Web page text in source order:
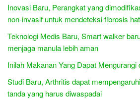
Inovasi Baru, Perangkat yang
non-invasif untuk mendeteksi fibrosis
Teknologi Medis Baru, Smart walker
menjaga manula lebih aman
Inilah Makanan Yang Dapat
Studi Baru, Arthritis dapat
tanda yang harus diwaspadai